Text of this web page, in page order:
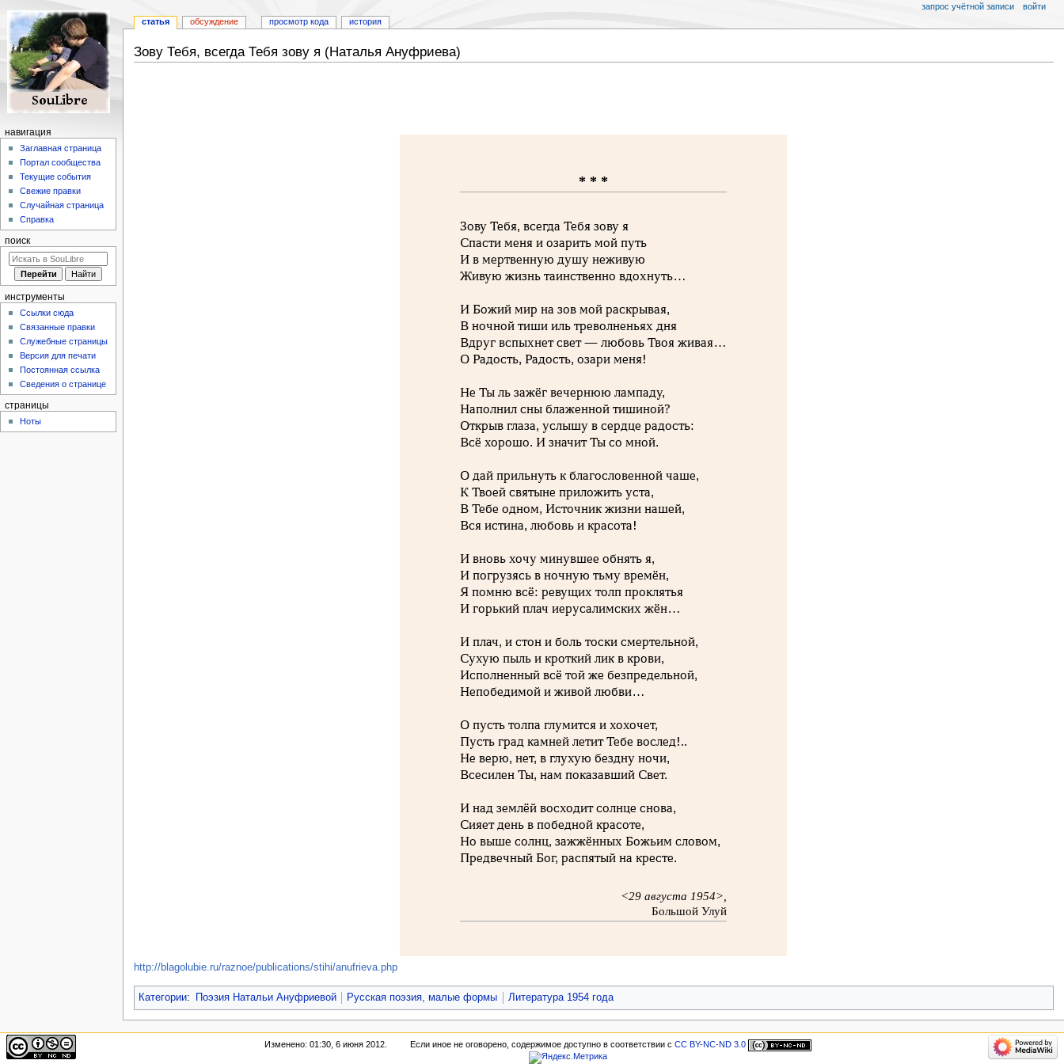
Зову Тебя, всегда Тебя зову я (Наталья Ануфриева)
* * *
Зову Тебя, всегда Тебя зову я
Спасти меня и озарить мой путь
И в мертвенную душу неживую
Живую жизнь таинственно вдохнуть…
И Божий мир на зов мой раскрывая,
В ночной тиши иль треволненьях дня
Вдруг вспыхнет свет — любовь Твоя живая…
О Радость, Радость, озари меня!
Не Ты ль зажёг вечернюю лампаду,
Наполнил сны блаженной тишиной?
Открыв глаза, услышу в сердце радость:
Всё хорошо. И значит Ты со мной.
О дай прильнуть к благословенной чаше,
К Твоей святыне приложить уста,
В Тебе одном, Источник жизни нашей,
Вся истина, любовь и красота!
И вновь хочу минувшее обнять я,
И погрузясь в ночную тьму времён,
Я помню всё: ревущих толп проклятья
И горький плач иерусалимских жён…
И плач, и стон и боль тоски смертельной,
Сухую пыль и кроткий лик в крови,
Исполненный всё той же безпредельной,
Непобедимой и живой любви…
О пусть толпа глумится и хохочет,
Пусть град камней летит Тебе вослед!..
Не верю, нет, в глухую бездну ночи,
Всесилен Ты, нам показавший Свет.
И над землёй восходит солнце снова,
Сияет день в победной красоте,
Но выше солнц, зажжённых Божьим словом,
Предвечный Бог, распятый на кресте.
<29 августа 1954>,
Большой Улуй
http://blagolubie.ru/raznoe/publications/stihi/anufrieva.php
Категории: Поэзия Натальи Ануфриевой Русская поэзия, малые формы Литература 1954 года
статья обсуждение просмотр кода история
запрос учётной записи войти
навигация
Заглавная страница
Портал сообщества
Текущие события
Свежие правки
Случайная страница
Справка
поиск
инструменты
Ссылки сюда
Связанные правки
Служебные страницы
Версия для печати
Постоянная ссылка
Сведения о странице
страницы
Ноты
Изменено: 01:30, 6 июня 2012. Если иное не оговорено, содержимое доступно в соответствии сCC BY-NC-ND 3.0